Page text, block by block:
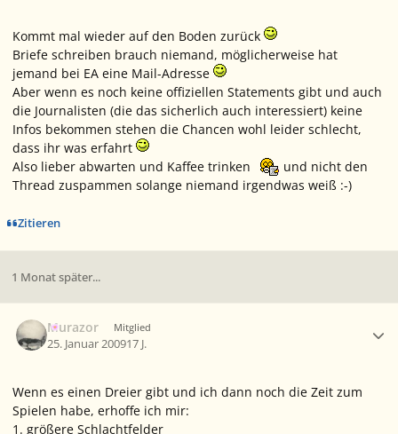
Kommt mal wieder auf den Boden zurück
Briefe schreiben brauch niemand, möglicherweise hat
jemand bei EA eine Mail-Adresse
Aber wenn es noch keine offiziellen Statements gibt und auch
die Journalisten (die das sicherlich auch interessiert) keine
Infos bekommen stehen die Chancen wohl leider schlecht,
dass ihr was erfahrt
Also lieber abwarten und Kaffee trinken
und nicht den
Thread zuspammen solange niemand irgendwas weiß :-)
Zitieren
1 Monat später...
Murazor Mitglied
25. Januar 200917 J.
Wenn es einen Dreier gibt und ich dann noch die Zeit zum
Spielen habe, erhoffe ich mir:
1. größere Schlachtfelder